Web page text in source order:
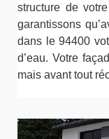
structure de
garantissons
dans le 94400
d’eau. Votre
mais avant tout